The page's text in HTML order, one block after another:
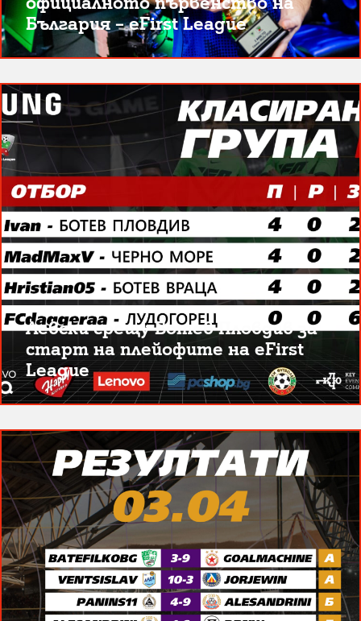
България – eFirst League
Левски срещу Ботев Пловдив за
старт на плейофите на eFirst
League